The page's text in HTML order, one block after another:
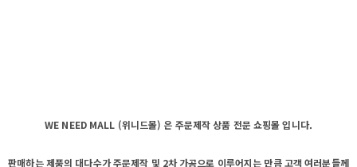
WE NEED MALL (위니드몰) 은 주문제작 상품 전문 쇼핑몰 입니다.
판매하는 제품의 대다수가 주문제작 및 2차 가공으로 이루어지는 만큼 고객 여러분들께